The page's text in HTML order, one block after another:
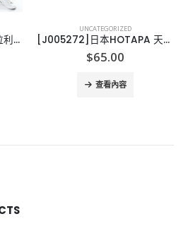
[H006044]FERRARI 法拉利足球, 2小童/5大人
UNCATEGORIZED
[J005272]日本HOTAPA 天然貝嗀粉洗衣丸
$65.00
查看內容